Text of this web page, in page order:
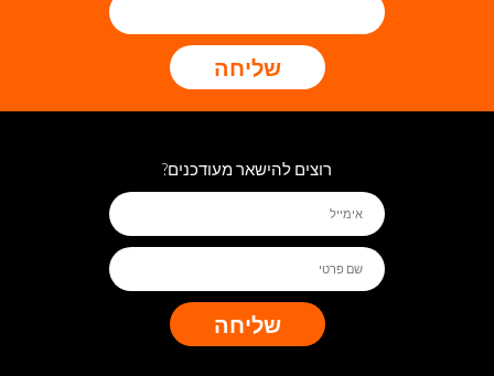
שליחה
רוצים להישאר מעודכנים?
שליחה